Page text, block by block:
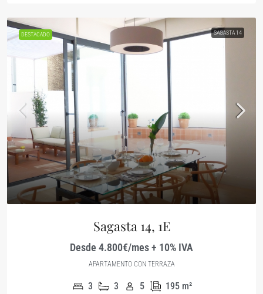
DESTACADO SAGASTA 14
Sagasta 14, 1E
Desde 4.800€/mes + 10% IVA
APARTAMENTO CON TERRAZA
3 3 5 195 m²